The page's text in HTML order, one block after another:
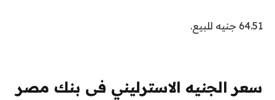
64.51 جنيه للبيع.
سعر الجنيه الاسترليني فى بنك مصر